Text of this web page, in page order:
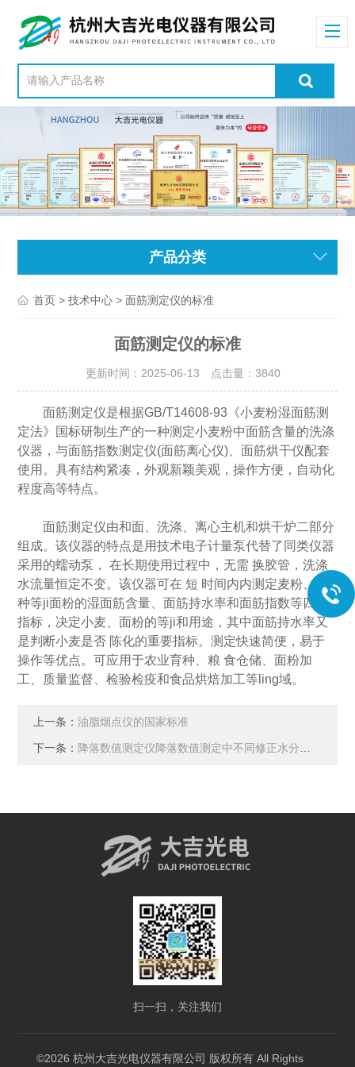
产品分类
首页 >技术中心 > 面筋测定仪的标准
面筋测定仪的标准
更新时间：2025-06-13 点击量： 3840
面筋测定仪是根据GB/T14608-93《小麦粉湿面筋测
定法》国标研制生产的一种测定小麦粉中面筋含量的洗涤
仪器，与面筋指数测定仪(面筋离心仪)、面筋烘干仪配套
使用。具有结构紧凑，外观新颖美观，操作方便，自动化
程度高等特点。
面筋测定仪由和面、洗涤、离心主机和烘干炉二部分
组成。该仪器的特点是用技术电子计量泵代替了同类仪器
采用的蠕动泵， 在长期使用过程中，无需 换胶管，洗涤
水流量恒定不变。该仪器可在 短 时间内内测定麦粉、各
种等ji面粉的湿面筋含量、面筋持水率和面筋指数等四 项
指标，决定小麦、面粉的等ji和用途，其中面筋持水率又
是判断小麦是否 陈化的重要指标。测定快速简便，易于
操作等优点。可应用于农业育种、粮 食仓储、面粉加
工、质量监督、检验检疫和食品烘焙加工等ling域。
上一条：油脂烟点仪的国家标准
下一条： 降落数值测定仪降落数值测定中不同修正水分对结果的影响
扫一扫，关注我们
©2026 杭州大吉光电仪器有限公司 版权所有 All Rights